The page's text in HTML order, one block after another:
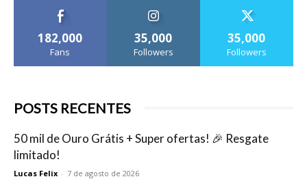
182,000
Fans
35,000
Followers
35,000
Followers
POSTS RECENTES
50 mil de Ouro Grátis + Super ofertas! 🎉 Resgate
limitado!
Lucas Felix - 7 de agosto de 2026